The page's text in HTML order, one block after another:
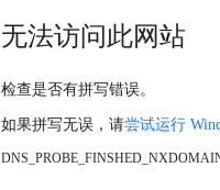
无法访问此网站
检查是否有拼写错误。
如果拼写无误，请尝试运行